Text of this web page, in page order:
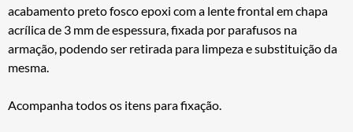
acabamento preto fosco epoxi com a lente frontal em chapa
acrílica de 3 mm de espessura, fixada por parafusos na
armação, podendo ser retirada para limpeza e substituição da
mesma.
Acompanha todos os itens para fixação.